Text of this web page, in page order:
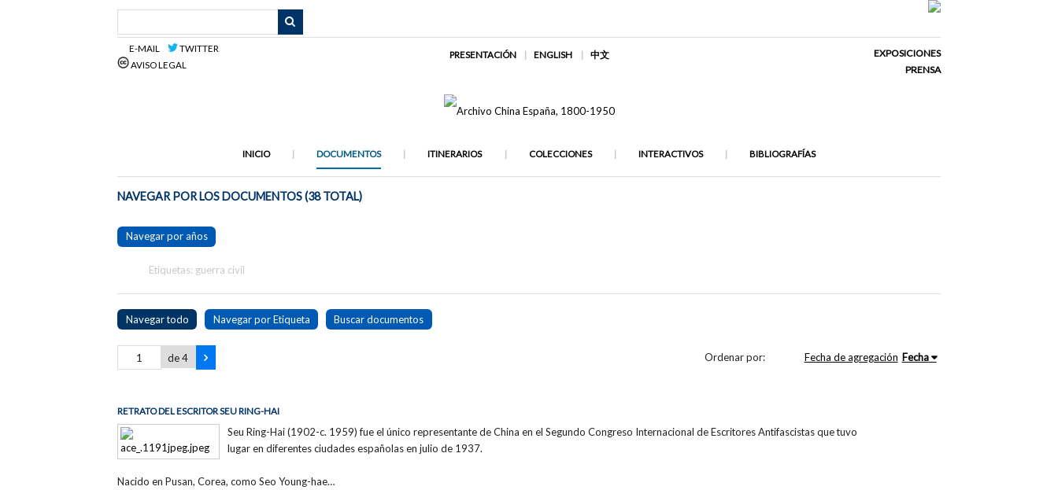
E-MAIL
TWITTER
AVISO LEGAL
PRESENTACIÓN ENGLISH 中文
EXPOSICIONES
PRENSA
INICIO DOCUMENTOS ITINERARIOS COLECCIONES INTERACTIVOS BIBLIOGRAFÍAS
NAVEGAR POR LOS DOCUMENTOS (38 TOTAL)
Navegar por años
Etiquetas: guerra civil
Navegar todo Navegar por Etiqueta Buscar documentos
de 4 Ordenar por: Fecha de agregación Fecha
RETRATO DEL ESCRITOR SEU RING-HAI
Seu Ring-Hai (1902-c. 1959) fue el único representante de China en el Segundo Congreso Internacional de Escritores Antifascistas que tuvo
lugar en diferentes ciudades españolas en julio de 1937.
Nacido en Pusan, Corea, como Seo Young-hae…